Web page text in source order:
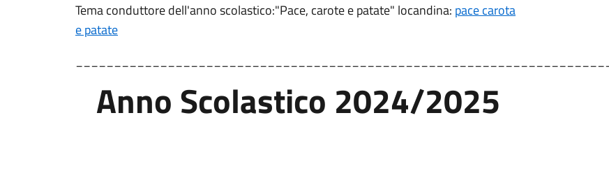
Tema conduttore dell'anno scolastico:"Pace, carote e patate" locandina: pace carota
e patate
Anno Scolastico 2024/2025